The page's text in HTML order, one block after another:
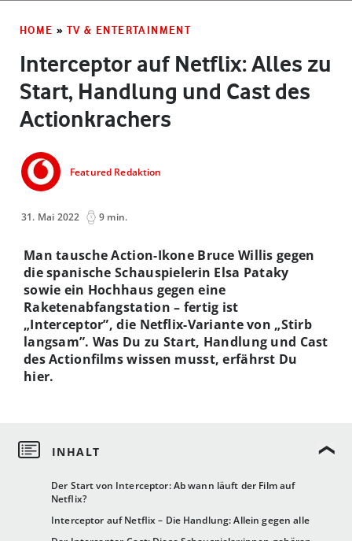
HOME » TV & ENTERTAINMENT
Interceptor auf Netflix: Alles zu
Start, Handlung und Cast des
Actionkrachers
Featured Redaktion
31. Mai 2022 9 min.
Der Start von Interceptor: Ab wann läuft der Film auf
Netflix?
Interceptor auf Netflix – Die Handlung: Allein gegen alle
Man tausche Action-Ikone Bruce Willis gegen
die spanische Schauspielerin Elsa Pataky
sowie ein Hochhaus gegen eine
Raketenabfangstation – fertig ist
„Interceptor”, die Netflix-Variante von „Stirb
langsam”. Was Du zu Start, Handlung und Cast
des Actionfilms wissen musst, erfährst Du
hier.